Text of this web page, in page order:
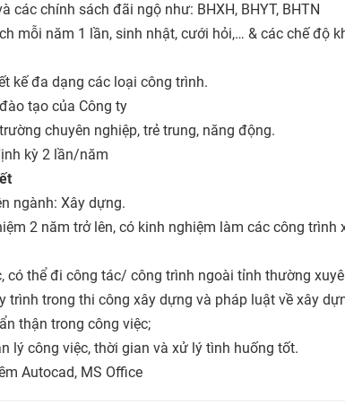
các chính sách đãi ngộ như: BHXH, BHYT, BHTN
mỗi năm 1 lần, sinh nhật, cưới hỏi,… & các chế độ
kế đa dạng các loại công trình.
tạo của Công ty
chuyên nghiệp, trẻ trung, năng động.
kỳ 2 lần/năm
ngành: Xây dựng.
2 năm trở lên, có kinh nghiệm làm các công trình
có thể đi công tác/ công trình ngoài tỉnh thường
trình trong thi công xây dựng và pháp luật về xây
thận trong công việc;
lý công việc, thời gian và xử lý tình huống tốt.
Autocad, MS Office